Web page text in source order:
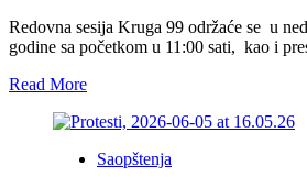
Redovna sesija Kruga 99 održaće se u
godine sa početkom u 11:00 sati, kao i
Read MoreRead
about
razvoja
Saopštenja